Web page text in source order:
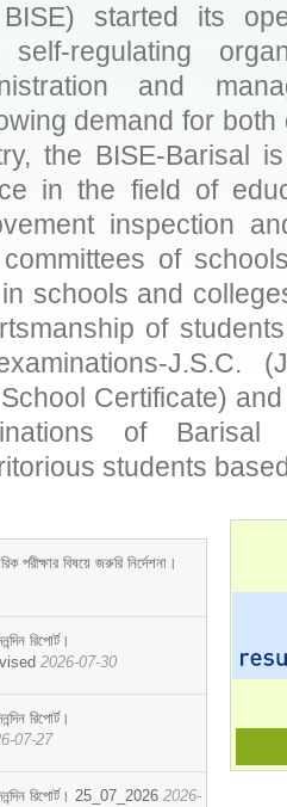
started its
self-regulating
and
demand for
the BISE-Barisal
in the field of
inspection
of
schools and
of
J.S.C.
Certificate)
of
students
পরীক্ষার বিষয়ে জরুরি নির্দেশনা।
রিপোর্ট।
2026-07-30
রিপোর্ট।
07-27
রিপোর্ট। 25_07_2026 2026-